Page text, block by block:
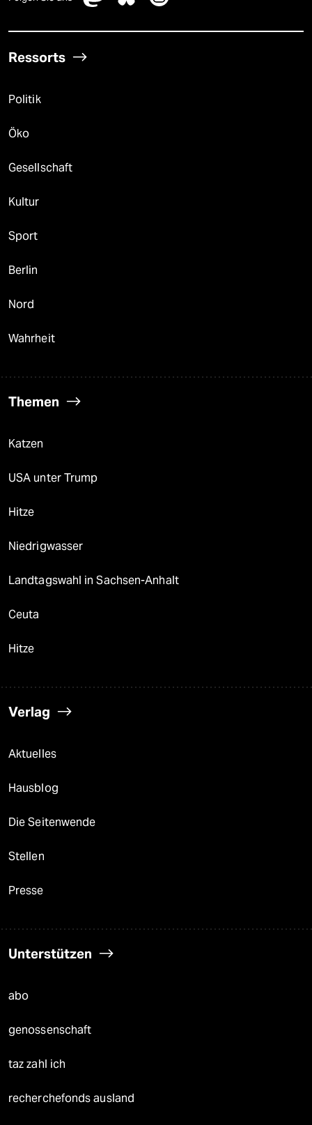
Ressorts
Politik
Öko
Gesellschaft
Kultur
Sport
Berlin
Nord
Wahrheit
Themen
Katzen
USA unter Trump
Hitze
Niedrigwasser
Landtagswahl in Sachsen-Anhalt
Ceuta
Hitze
Verlag
Aktuelles
Hausblog
Die Seitenwende
Stellen
Presse
Unterstützen
abo
genossenschaft
taz zahl ich
recherchefonds ausland